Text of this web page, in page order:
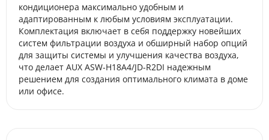
кондиционера максимально удобным и
адаптированным к любым условиям эксплуатации.
Комплектация включает в себя поддержку новейших
систем фильтрации воздуха и обширный набор опций
для защиты системы и улучшения качества воздуха,
что делает AUX ASW-H18A4/JD-R2DI надежным
решением для создания оптимального климата в доме
или офисе.